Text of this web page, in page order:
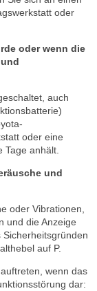
oder
oder wenn die
auch
oder eine
anhält.
und
oder Vibrationen,
und die Anzeige
auf P.
wenn das
dar: